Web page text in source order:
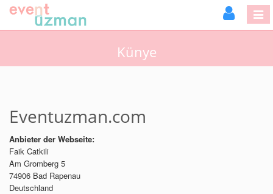
Künye
Eventuzman.com
Anbieter der Webseite:
Faik Catkili
Am Gromberg 5
74906 Bad Rapenau
Deutschland